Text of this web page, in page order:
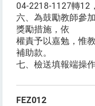
04-2218-1127轉12
六、為鼓勵教師參
獎勵措施，依
權責予以嘉勉，惟
補助款。
七、檢送填報端操
FEZ012